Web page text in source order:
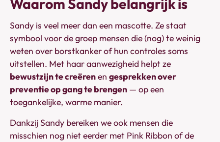
Waarom Sandy belangrijk is
Sandy is veel meer dan een mascotte. Ze staat
symbool voor de groep mensen die (nog) te weinig
weten over borstkanker of hun controles soms
uitstellen. Met haar aanwezigheid helpt ze
bewustzijn te creërenen gesprekken over
preventie op gang te brengen— op een
toegankelijke, warme manier.
Dankzij Sandy bereiken we ook mensen die
misschien nog niet eerder met Pink Ribbon of de